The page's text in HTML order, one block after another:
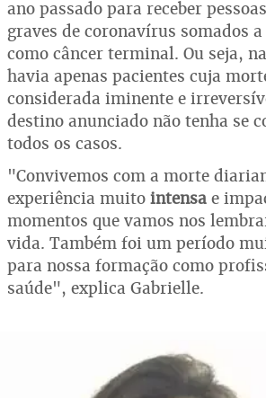
ano passado para receber
graves de coronavírus somados
como câncer terminal. Ou seja,
havia apenas pacientes cuja
considerada iminente e
destino anunciado não tenha se
todos os casos.
"Convivemos com a morte
experiência muito intensa e
momentos que vamos nos
vida. Também foi um período
para nossa formação como
saúde", explica Gabrielle.